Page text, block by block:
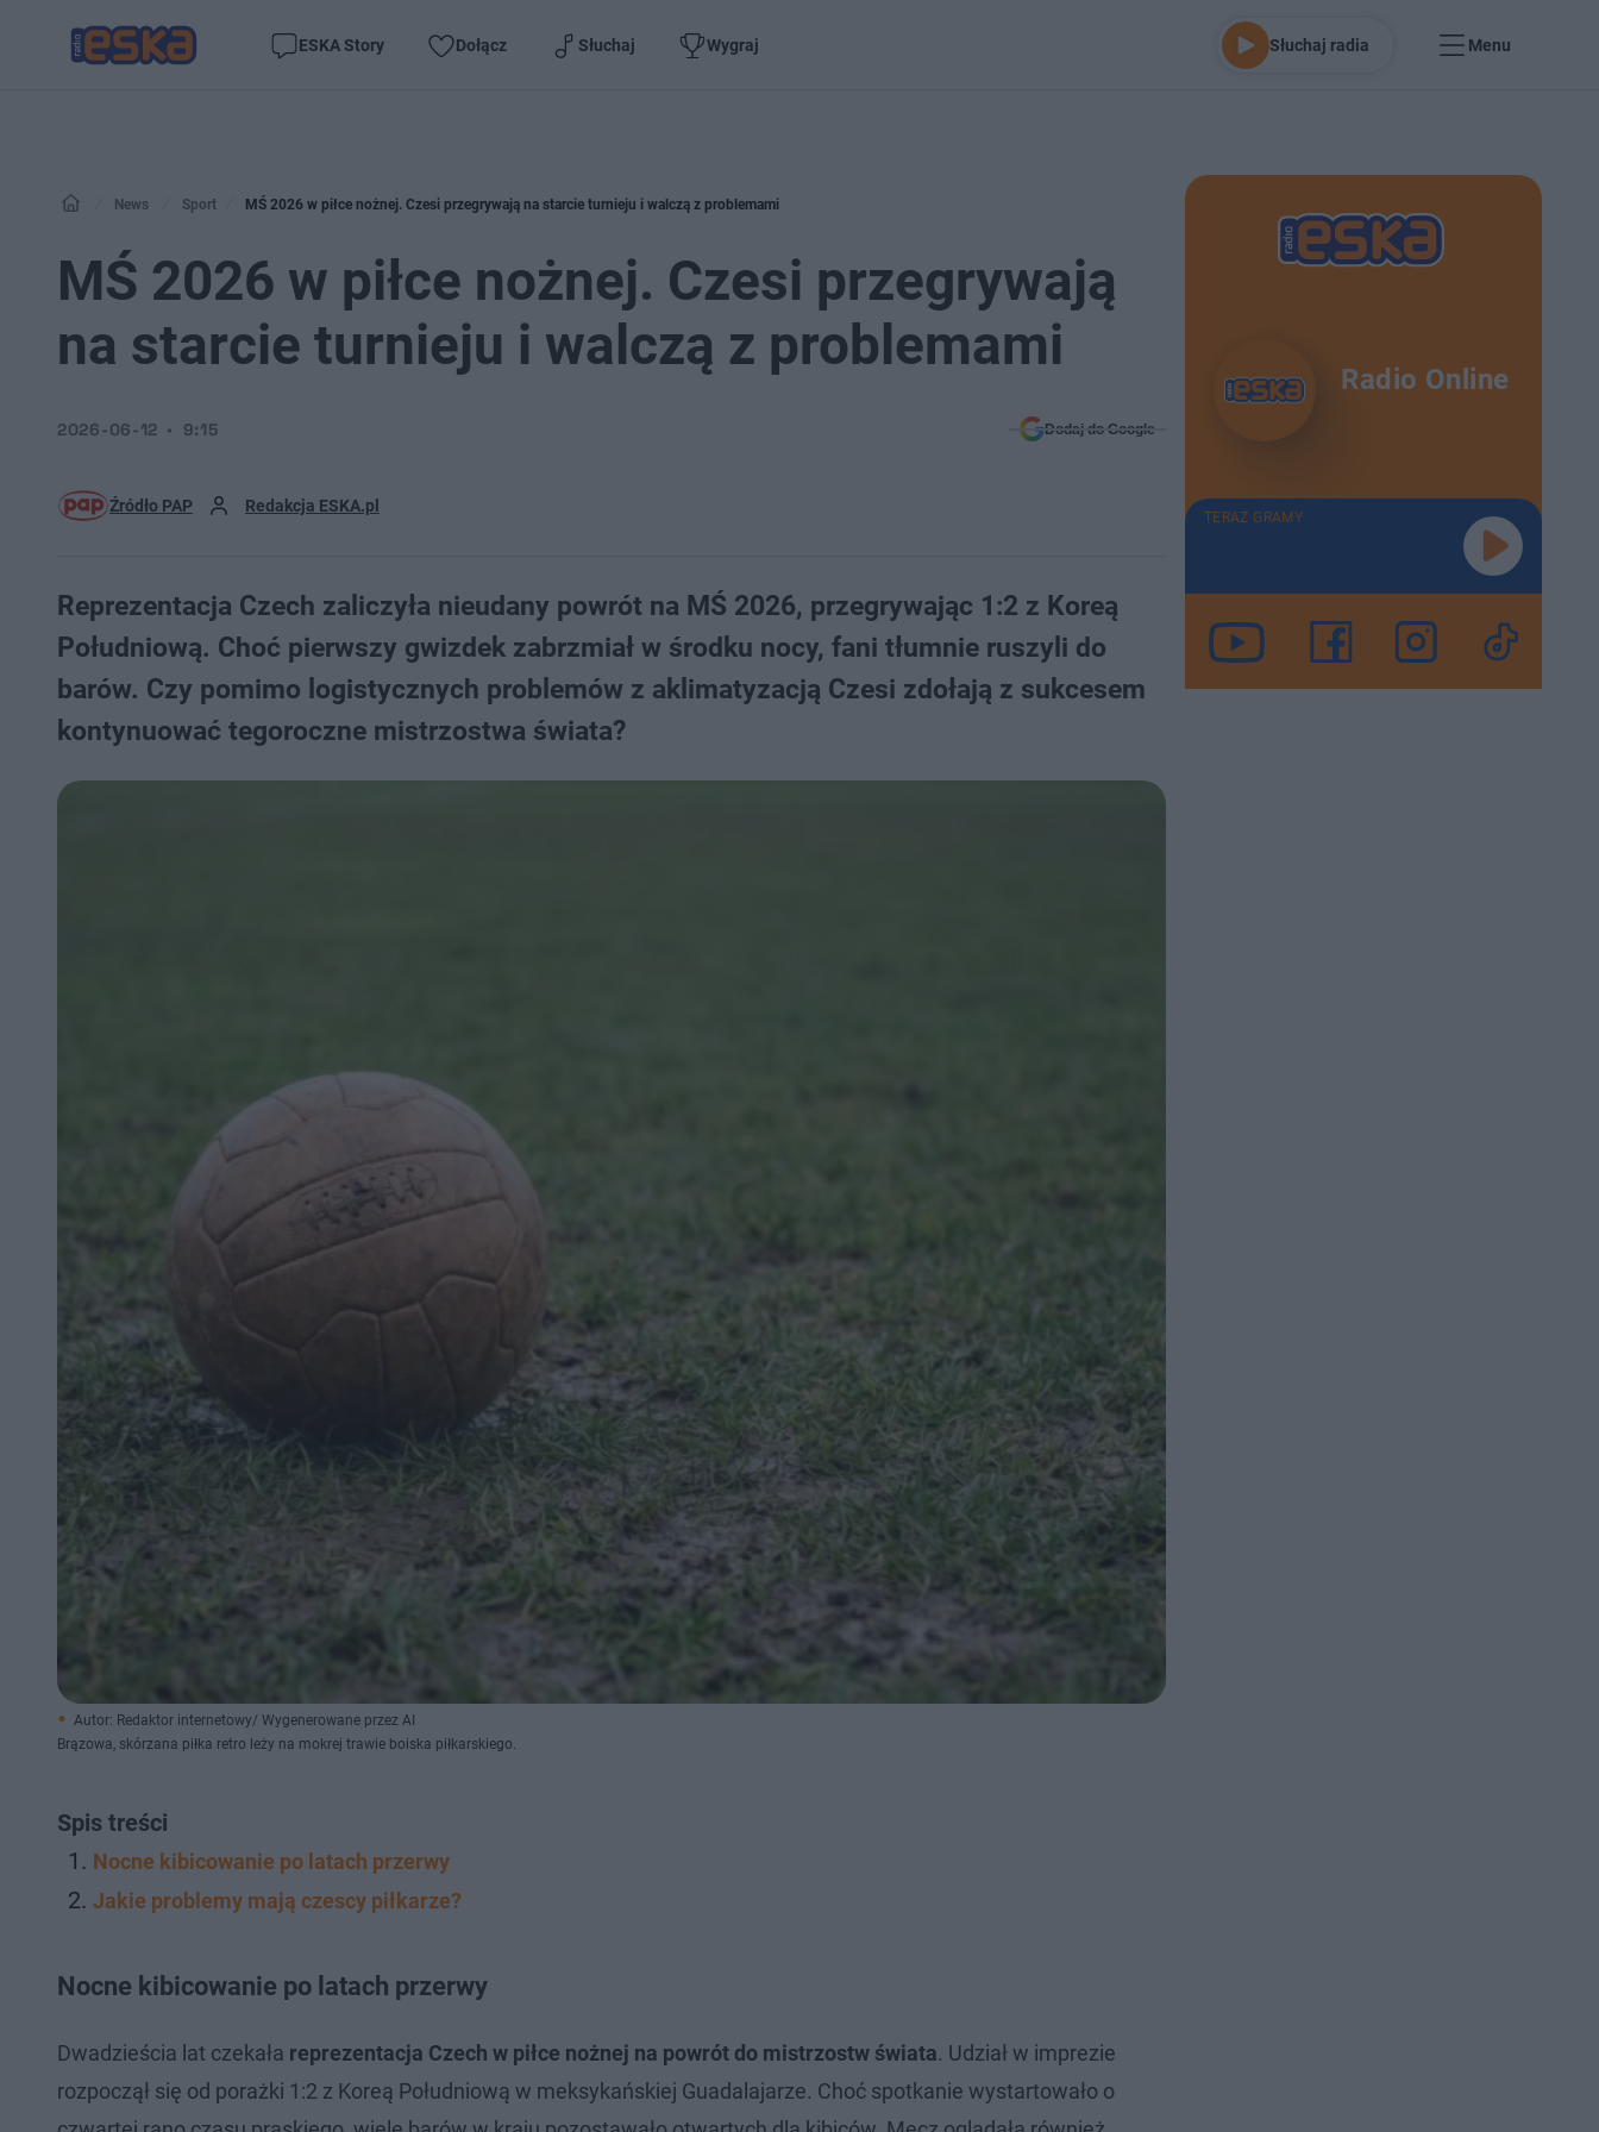
ESKA Story Dołącz Słuchaj Wygraj Słuchaj radia Menu
News Sport MŚ 2026 w piłce nożnej. Czesi przegrywają na starcie turnieju i walczą z problemami
MŚ 2026 w piłce nożnej. Czesi przegrywają
na starcie turnieju i walczą z problemami
Źródło PAP Redakcja ESKA.pl
2026-06-12 9:15 Dodaj do Google
Reprezentacja Czech zaliczyła nieudany powrót na MŚ 2026, przegrywając 1:2 z Koreą
Południową. Choć pierwszy gwizdek zabrzmiał w środku nocy, fani tłumnie ruszyli do
barów. Czy pomimo logistycznych problemów z aklimatyzacją Czesi zdołają z sukcesem
kontynuować tegoroczne mistrzostwa świata?
Autor: Redaktor internetowy/ Wygenerowane przez AI
Brązowa, skórzana piłka retro leży na mokrej trawie boiska piłkarskiego.
Spis treści
Nocne kibicowanie po latach przerwy
Jakie problemy mają czescy piłkarze?
Nocne kibicowanie po latach przerwy
Dwadzieścia lat czekała reprezentacja Czech w piłce nożnej na powrót do mistrzostw świata. Udział w imprezie
rozpoczął się od porażki 1:2 z Koreą Południową w meksykańskiej Guadalajarze. Choć spotkanie wystartowało o
Radio Online
TERAZ GRAMY